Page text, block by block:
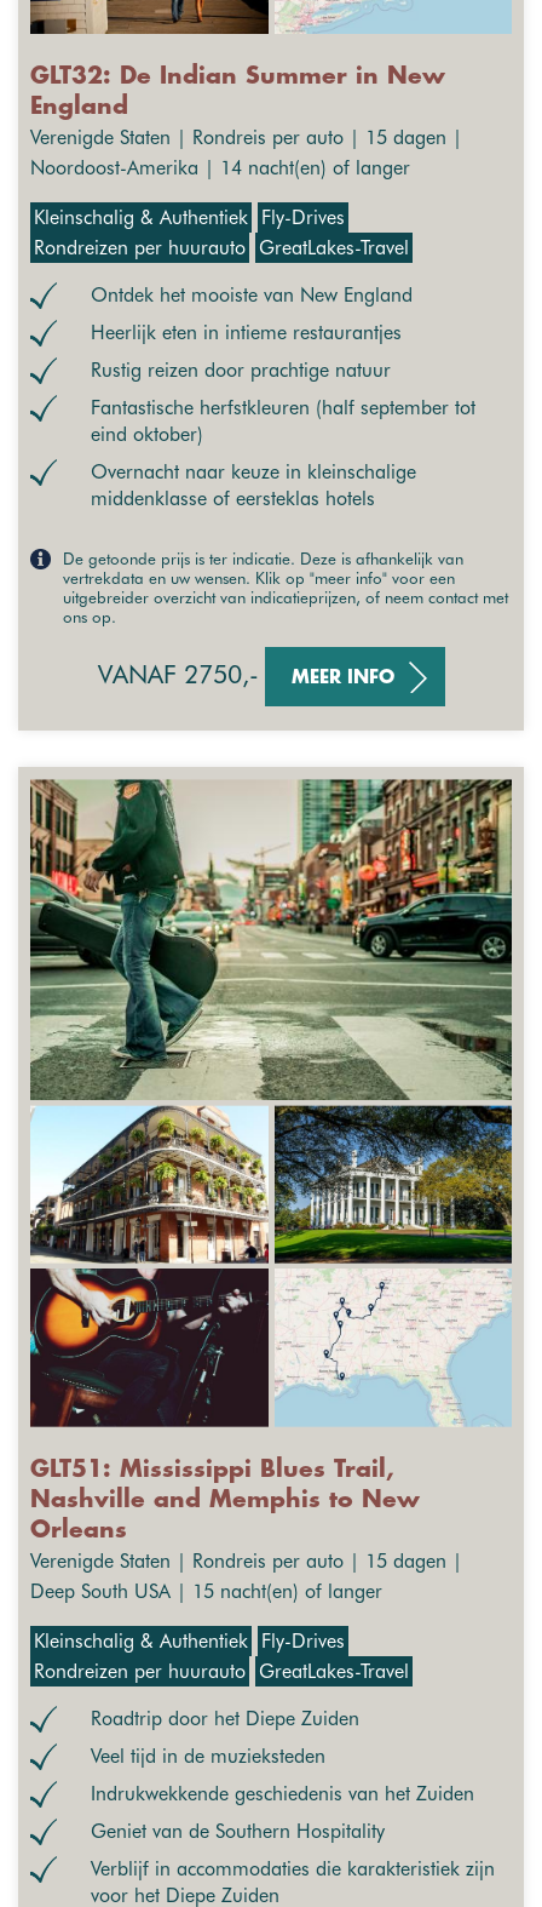
GLT32: De Indian Summer in New
England
Verenigde Staten | Rondreis per auto | 15 dagen |
Noordoost-Amerika | 14 nacht(en) of langer
Kleinschalig & Authentiek
Fly-Drives
Rondreizen per huurauto GreatLakes-Travel
Ontdek het mooiste van New England
Heerlijk eten in intieme restaurantjes
Rustig reizen door prachtige natuur
Fantastische herfstkleuren (half september tot
eind oktober)
Overnacht naar keuze in kleinschalige
middenklasse of eersteklas hotels
De getoonde prijs is ter indicatie. Deze is afhankelijk van
vertrekdata en uw wensen. Klik op "meer info" voor een
uitgebreider overzicht van indicatieprijzen, of neem contact met
ons op.
VANAF 2750,- MEER INFO
GLT51: Mississippi Blues Trail,
Nashville and Memphis to New
Orleans
Verenigde Staten | Rondreis per auto | 15 dagen |
Deep South USA | 15 nacht(en) of langer
Kleinschalig & Authentiek
Fly-Drives
Rondreizen per huurauto GreatLakes-Travel
Roadtrip door het Diepe Zuiden
Veel tijd in de muzieksteden
Indrukwekkende geschiedenis van het Zuiden
Geniet van de Southern Hospitality
Verblijf in accommodaties die karakteristiek zijn
voor het Diepe Zuiden